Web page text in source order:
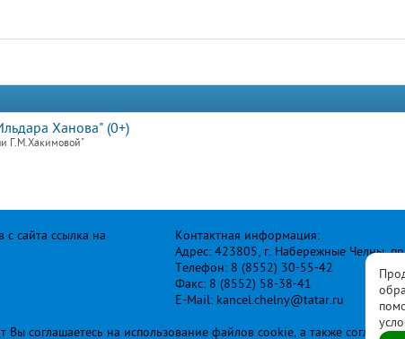
Ханова" (0+)
Г.М.Хакимовой"
сайта ссылка на
Контактная информация:
Адрес: 423805, г. Набережные Челны,
Телефон: 8 (8552) 30-55-42
Факс: 8 (8552) 58-38-41
E-Mail: kancel.chelny@tatar.ru
Вы соглашаетесь на использование файлов cookie, а также согласны